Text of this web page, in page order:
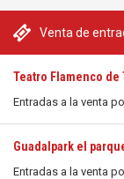
Venta de
Teatro Flamenco
Entradas a la venta
Guadalpark el
Entradas a la venta